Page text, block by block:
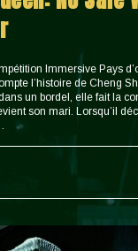
Immersive Pays
l’histoire de Cheng
un bordel, elle fait la
son mari. Lorsqu’il